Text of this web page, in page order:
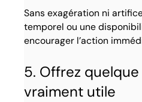
Sans exagération ni
temporel ou une
encourager l’action
5. Offrez
vraiment utile